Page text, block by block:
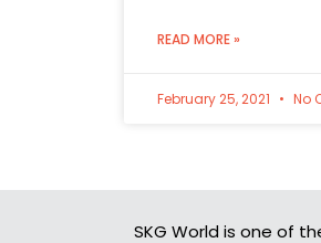
READ MORE »
February 25, 2021 No
SKG World is one of